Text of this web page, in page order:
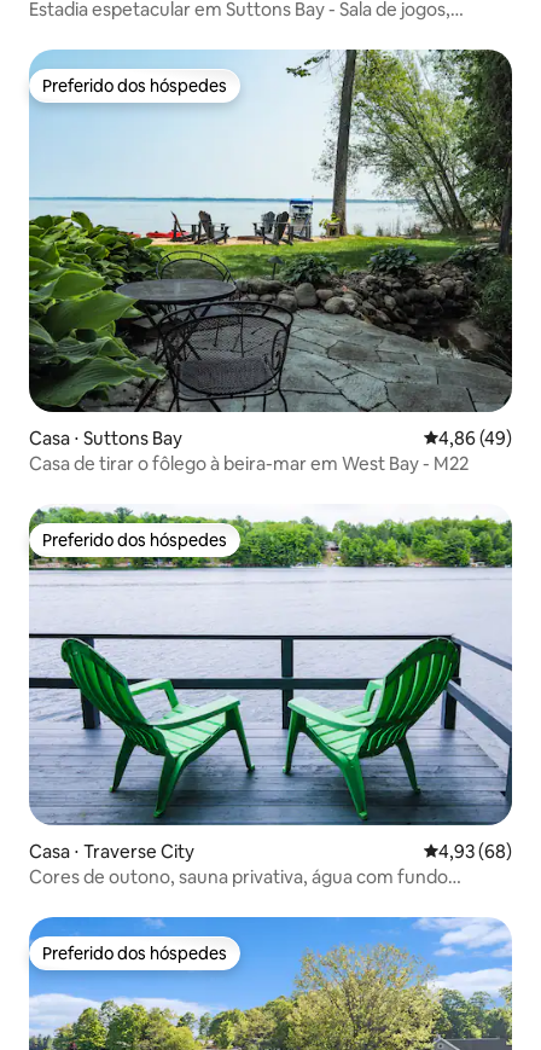
Estadia espetacular em Suttons Bay - Sala de jogos,
Preferido dos hóspedes
Preferido dos hóspedes
Casa ⋅ Suttons Bay 4,86 de uma
4,86 (49)
Casa de tirar o fôlego à beira-mar em West Bay - M22
Preferido dos hóspedes
Preferido dos hóspedes
Casa ⋅ Traverse City 4,93 de uma
4,93 (68)
Cores de outono, sauna privativa, água com fundo
Preferido dos hóspedes
Preferido dos hóspedes